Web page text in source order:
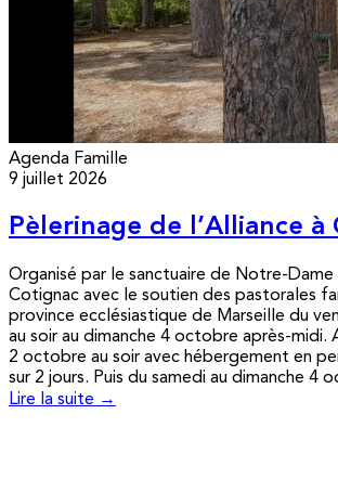
Agenda Famille
9 juillet 2026
Pèlerinage de l’Alliance à
Organisé par le sanctuaire de Notre-Dame
Cotignac avec le soutien des pastorales
province ecclésiastique de Marseille du
au soir au dimanche 4 octobre après-midi.
2 octobre au soir avec hébergement en
sur 2 jours. Puis du samedi au dimanche 4
Lire la suite →